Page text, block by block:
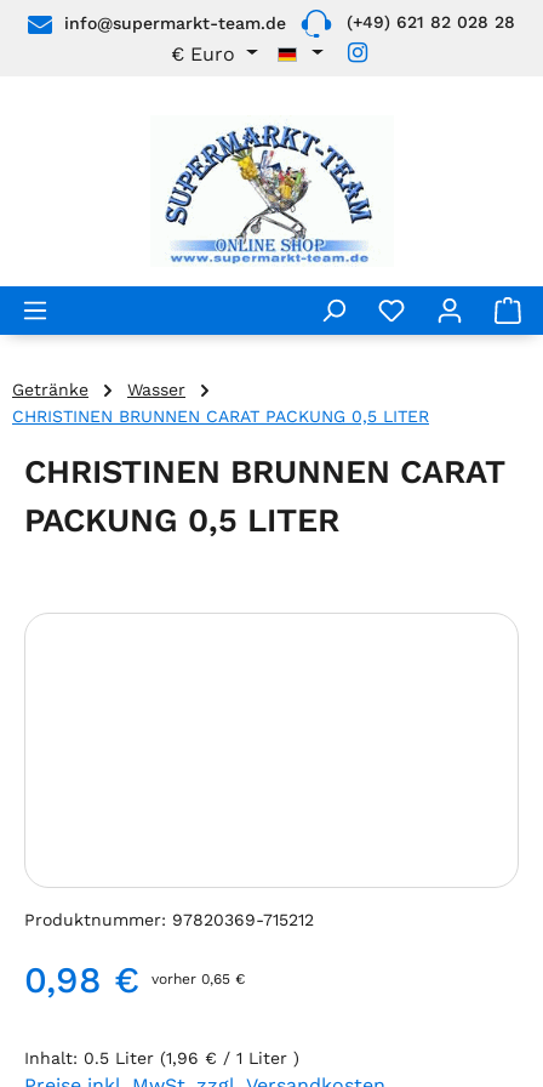
Zum Hauptinhalt springen
info@supermarkt-team.de (+49) 621 82 028 28
€ Euro
Getränke
Wasser
CHRISTINEN BRUNNEN CARAT PACKUNG 0,5 LITER
CHRISTINEN BRUNNEN CARAT
PACKUNG 0,5 LITER
Bildergalerie überspringen
Produktnummer: 97820369-715212
Regulärer Preis:
0,98 € vorher 0,65 €
Inhalt: 0.5 Liter (1,96 € / 1 Liter )